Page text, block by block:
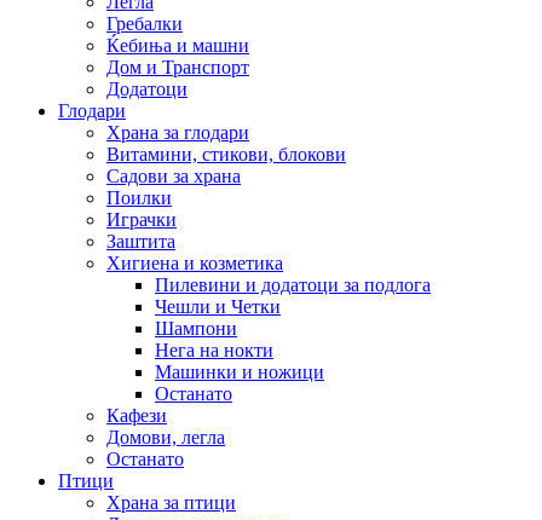
Гребалки
Ќебиња и машни
Дом и Транспорт
Додатоци
Глодари
Храна за глодари
Витамини, стикови, блокови
Садови за храна
Поилки
Играчки
Заштита
Хигиена и козметика
Пилевини и додатоци за подлога
Чешли и Четки
Шампони
Нега на нокти
Машинки и ножици
Останато
Кафези
Домови, легла
Останато
Птици
Храна за птици